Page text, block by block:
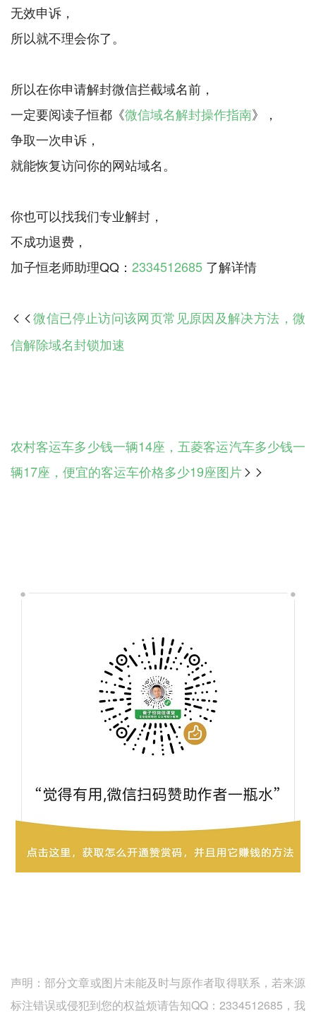
无效申诉，
所以就不理会你了。
所以在你申请解封微信拦截域名前，
一定要阅读子恒都《微信域名解封操作指南》，
争取一次申诉，
就能恢复访问你的网站域名。
你也可以找我们专业解封，
不成功退费，
加子恒老师助理QQ： 2334512685
 微信已停止访问该网页常见原因及解决方法，微
信解除域名封锁加速
农村客运车多少钱一辆14座，五菱客运汽车多少钱一
辆17座，便宜的客运车价格多少19座图片 
声明：部分文章或图片未能及时与原作者取得联系，若来源
标注错误或侵犯到您的权益烦请告知QQ：2334512685，我